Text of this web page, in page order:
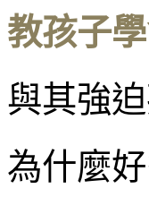
教孩子
與其強
為什麼